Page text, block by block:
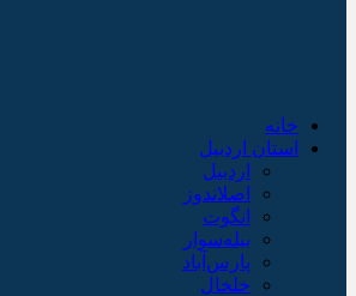
خانه
استان اردبیل
اردبیل
اصلاندوز
انگوت
بیله‌سوار
پارس‌آباد
خلخال